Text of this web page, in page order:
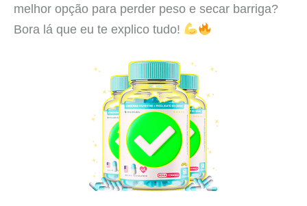
melhor opção para perder peso e secar barriga?
Bora lá que eu te explico tudo!